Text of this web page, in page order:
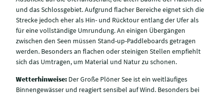
und das Schlossgebiet. Aufgrund flacher Bereiche eignet sich die
Strecke jedoch eher als Hin- und Rücktour entlang der Ufer als
für eine vollständige Umrundung. An einigen Übergängen
zwischen den Seen müssen Stand-up-Paddleboards getragen
werden. Besonders an flachen oder steinigen Stellen empfiehlt
sich das Umtragen, um Material und Natur zu schonen.
Wetterhinweise: Der Große Plöner See ist ein weitläufiges
Binnengewässer und reagiert sensibel auf Wind. Besonders bei